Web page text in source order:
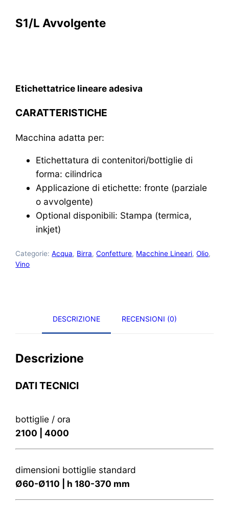
S1/L Avvolgente
Etichettatrice lineare adesiva
CARATTERISTICHE
Macchina adatta per:
Etichettatura di contenitori/bottiglie di
forma: cilindrica
Applicazione di etichette: fronte (parziale
o avvolgente)
Optional disponibili: Stampa (termica,
inkjet)
Categorie:Acqua, Birra,Confetture, Macchine Lineari,Olio,
Vino
DESCRIZIONE RECENSIONI (0)
Descrizione
DATI TECNICI
bottiglie / ora
2100 | 4000
dimensioni bottiglie standard
Ø60-Ø110 | h 180-370 mm